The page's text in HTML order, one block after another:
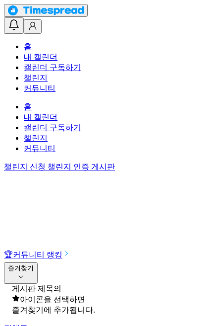
홈
내 캘린더
캘린더 구독하기
챌린지
커뮤니티
홈
내 캘린더
캘린더 구독하기
챌린지
커뮤니티
챌린지 신청 챌린지 인증 게시판
🏆커뮤니티 랭킹
즐겨찾기
게시판 제목의
아이콘을 선택하면
즐겨찾기에 추가됩니다.